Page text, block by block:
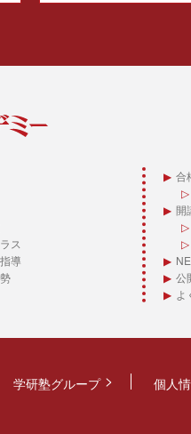
ス
導
合
開
公
よ
学研塾グループ 個人